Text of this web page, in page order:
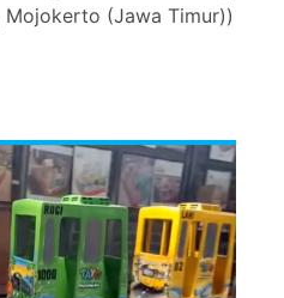
(Jawa Timur))